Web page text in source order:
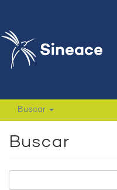
Buscar
Buscar